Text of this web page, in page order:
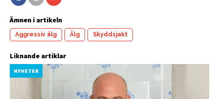
Ämnen i artikeln
Aggressiv älg Älg Skyddsjakt
Liknande artiklar
NYHETER